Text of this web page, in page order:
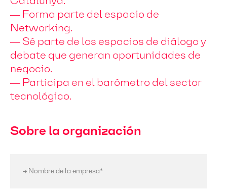
— Forma parte del espacio de
Networking.
— Sé parte de los espacios de diálogo y
debate que generan oportunidades de
negocio.
— Participa en el barómetro del sector
tecnológico.
Sobre la organización